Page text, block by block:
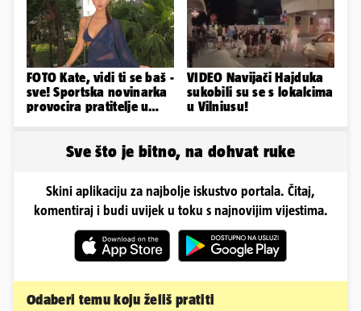
FOTO Kate, vidi ti se baš -
sve! Sportska novinarka
provocira pratitelje u
VIDEO Navijači Hajduka
sukobili su se s lokalcima
u Vilniusu!
Sve što je bitno, na dohvat ruke
Skini aplikaciju za najbolje iskustvo portala. Čitaj,
komentiraj i budi uvijek u toku s najnovijim vijestima.
Odaberi temu koju želiš pratiti